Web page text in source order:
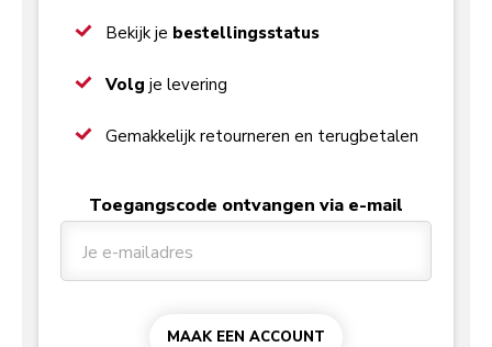
CheckedBekijk je bestellingsstatus
Checked
Volg je levering
CheckedGemakkelijk retourneren en terugbetalen
Toegangscode ontvangen via e-mail
Je e-mailadres
MAAK EEN ACCOUNT